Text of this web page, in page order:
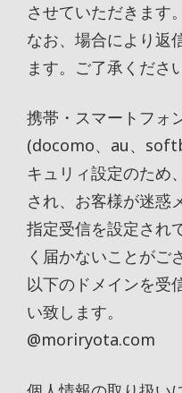
させていただきます。
なお、場合により返
ます。ご了承ください
携帯・スマートフォ
(docomo、au、
キュリィ設定のため
され、お客様が迷惑
指定受信を設定され
く届かないことがご
以下のドメインを受
い致します。
@moriryota.com